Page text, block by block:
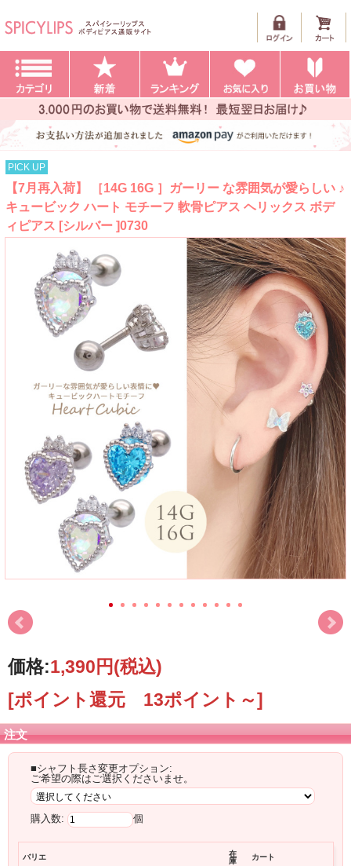
PICK UP
【7月再入荷】 ［14G 16G ］ガーリー な雰囲気が愛らしい ♪
キュービック ハート モチーフ 軟骨ピアス ヘリックス ボデ
ィピアス [シルバー ]0730
価格:1,390円(税込)
[ポイント還元 13ポイント～]
注文
■シャフト長さ変更オプション:
ご希望の際はご選択くださいませ。
購入数: 個
バリエ
在
庫
カート